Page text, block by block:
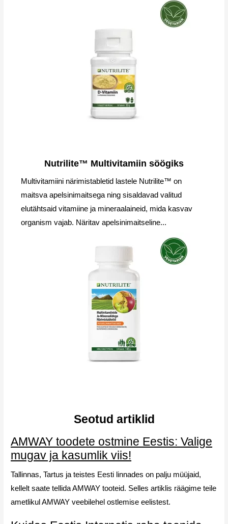
Nutrilite™ Multivitamiin söögiks
Multivitamiini närimistabletid lastele Nutrilite™ on
maitsva apelsinimaitsega ning sisaldavad valitud
elutähtsaid vitamiine ja mineraalaineid, mida kasvav
organism vajab. Näritav apelsinimaitseline...
Seotud artiklid
AMWAY toodete ostmine Eestis: Valige
mugav ja kasumlik viis!
Tallinnas, Tartus ja teistes Eesti linnades on palju müüjaid,
kellelt saate tellida AMWAY tooteid. Selles artiklis räägime teile
ametlikul AMWAY veebilehel ostlemise eelistest.